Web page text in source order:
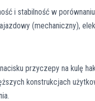
i stabilność w
(mechaniczny),
przyczepy na kulę
konstrukcjach